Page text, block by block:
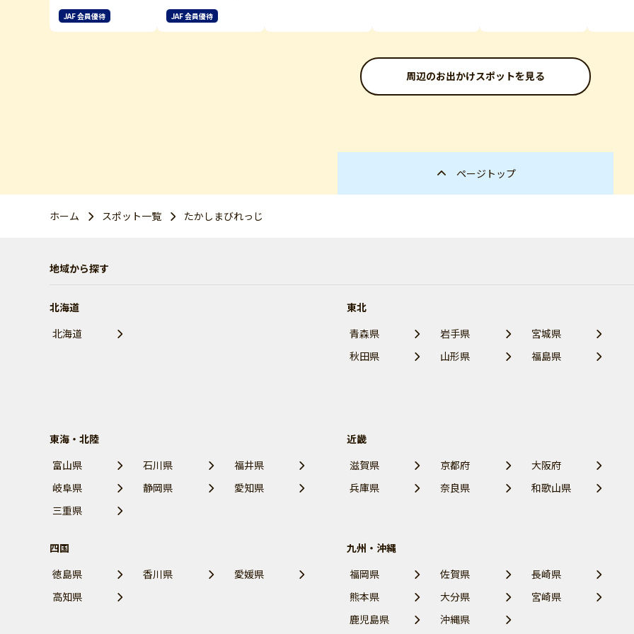
JAF 会員優待 JAF 会員優待
周辺のお出かけスポットを見る
ページトップ
ホーム スポット一覧 たかしまびれっじ
地域から探す
北海道
北海道
東北
青森県
岩手県
宮城県
秋田県
山形県 福島県
東海・北陸
富山県
石川県
福井県
岐阜県
静岡県
愛知県
三重県
近畿
滋賀県
京都府
大阪府
兵庫県
奈良県 和歌山県
四国
徳島県
香川県
愛媛県
高知県
九州・沖縄
福岡県
佐賀県
長崎県
熊本県
大分県
宮崎県
鹿児島県
沖縄県